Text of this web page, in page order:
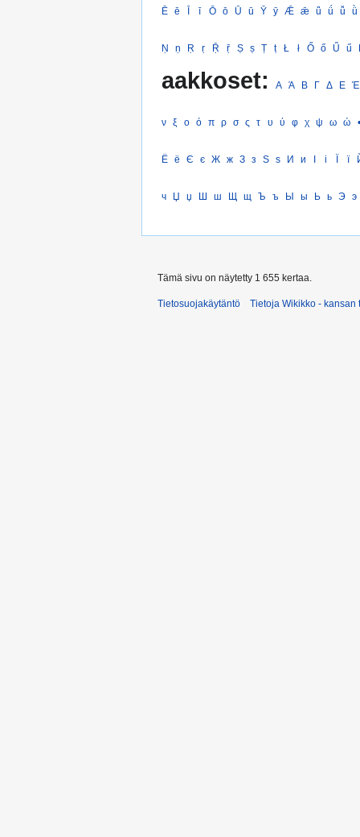
Ē ē Ī ī Ō ō Ū ū Ȳ ȳ Ǣ ǣ ǖ ǘ ǚ ǜ
Ṇ ṇ Ṛ ṛ Ṝ ṝ Ṣ ṣ Ṭ ṭ Ł ł Ő ő Ű ű
aakkoset: Α Ά Β Γ Δ Ε Έ
ν ξ ο ό π ρ σ ς τ υ ύ φ χ ψ ω ώ •
Ё ё Є є Ж ж З з Ѕ ѕ И и І і Ї ї
ч Џ џ Ш ш Щ щ Ъ ъ Ы ы Ь ь Э э
Tämä sivu on näytetty 1 655 kertaa.
Tietosuojakäytäntö Tietoja Wikikko - kansan